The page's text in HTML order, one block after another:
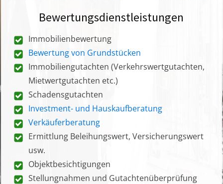
Bewertungsdienstleistungen
Immobilienbewertung
Bewertung von Grundstücken
Immobiliengutachten (Verkehrswertgutachten,
Mietwertgutachten etc.)
Schadensgutachten
Investment- und Hauskaufberatung
Verkäuferberatung
Ermittlung Beleihungswert, Versicherungswert
usw.
Objektbesichtigungen
Stellungnahmen und Gutachtenüberprüfung